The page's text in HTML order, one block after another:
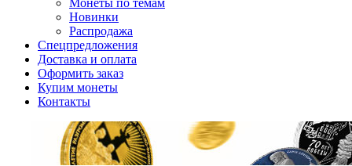
Монеты по темам
Новинки
Распродажа
Спецпредложения
Доставка и оплата
Оформить заказ
Купим монеты
Контакты